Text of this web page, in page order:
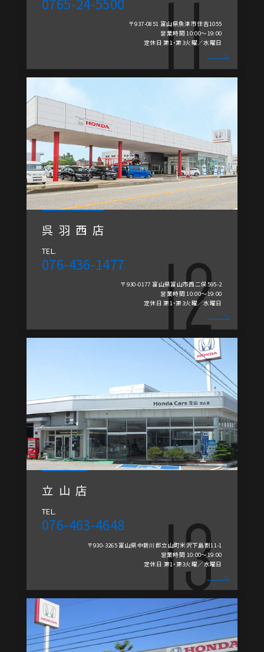
〒937-0851 富山県魚津市住吉1055
営業時間 10:00～19:00
定休日 第1・第3火曜／水曜日
呉羽西店
TEL.
076-436-1477
〒930-0177 富山県富山市西二俣595-2
営業時間 10:00～19:00
定休日 第1・第3火曜／水曜日
立山店
TEL.
076-463-4648
〒930-3265 富山県中新川郡立山町米沢下島割11-1
営業時間 10:00～19:00
定休日 第1・第3火曜／水曜日